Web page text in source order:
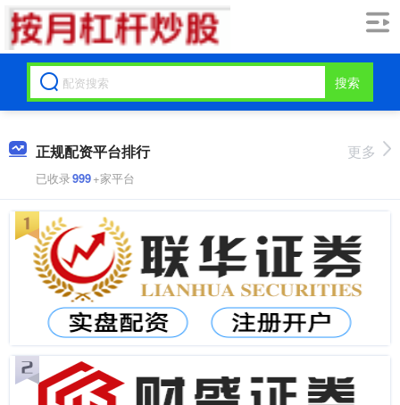
搜索
正规配资平台排行
已收录999+家平台
更多